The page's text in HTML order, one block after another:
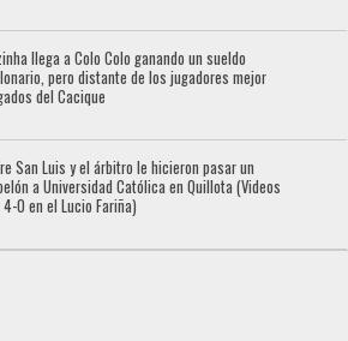
llega a Colo Colo ganando un sueldo
pero distante de los jugadores mejor
del Cacique
San Luis y el árbitro le hicieron pasar un
a Universidad Católica en Quillota (Videos
0 en el Lucio Fariña)